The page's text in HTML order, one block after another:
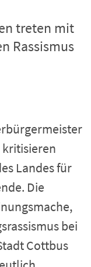
treten mit
Rassismus
kritisieren
Landes für
Die
bei
Cottbus